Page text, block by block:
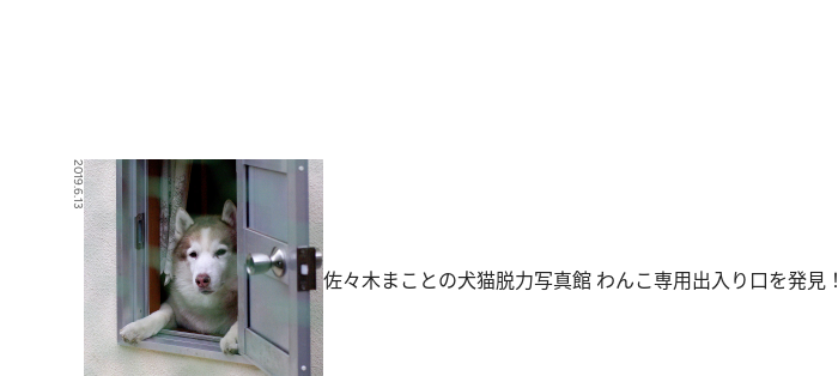
2019.6.13
佐々木まことの犬猫脱力写真館 わんこ専用出入り口を発見！